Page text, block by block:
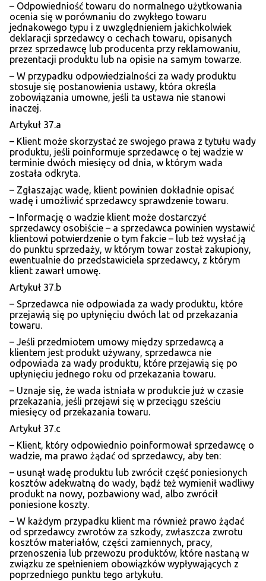
– Odpowiedniość towaru do normalnego użytkowania
ocenia się w porównaniu do zwykłego towaru
jednakowego typu i z uwzględnieniem jakichkolwiek
deklaracji sprzedawcy o cechach towaru, opisanych
przez sprzedawcę lub producenta przy reklamowaniu,
prezentacji produktu lub na opisie na samym towarze.
– W przypadku odpowiedzialności za wady produktu
stosuje się postanowienia ustawy, która określa
zobowiązania umowne, jeśli ta ustawa nie stanowi
inaczej.
Artykuł 37.a
– Klient może skorzystać ze swojego prawa z tytułu wady
produktu, jeśli poinformuje sprzedawcę o tej wadzie w
terminie dwóch miesięcy od dnia, w którym wada
została odkryta.
– Zgłaszając wadę, klient powinien dokładnie opisać
wadę i umożliwić sprzedawcy sprawdzenie towaru.
– Informację o wadzie klient może dostarczyć
sprzedawcy osobiście – a sprzedawca powinien wystawić
klientowi potwierdzenie o tym fakcie – lub też wysłać ją
do punktu sprzedaży, w którym towar został zakupiony,
ewentualnie do przedstawiciela sprzedawcy, z którym
klient zawarł umowę.
Artykuł 37.b
– Sprzedawca nie odpowiada za wady produktu, które
przejawią się po upłynięciu dwóch lat od przekazania
towaru.
– Jeśli przedmiotem umowy między sprzedawcą a
klientem jest produkt używany, sprzedawca nie
odpowiada za wady produktu, które przejawią się po
upłynięciu jednego roku od przekazania towaru.
– Uznaje się, że wada istniała w produkcie już w czasie
przekazania, jeśli przejawi się w przeciągu sześciu
miesięcy od przekazania towaru.
Artykuł 37.c
– Klient, który odpowiednio poinformował sprzedawcę o
wadzie, ma prawo żądać od sprzedawcy, aby ten:
– usunął wadę produktu lub zwrócił część poniesionych
kosztów adekwatną do wady, bądź też wymienił wadliwy
produkt na nowy, pozbawiony wad, albo zwrócił
poniesione koszty.
– W każdym przypadku klient ma również prawo żądać
od sprzedawcy zwrotów za szkody, zwłaszcza zwrotu
kosztów materiałów, części zamiennych, pracy,
przenoszenia lub przewozu produktów, które nastaną w
związku ze spełnieniem obowiązków wypływających z
poprzedniego punktu tego artykułu.